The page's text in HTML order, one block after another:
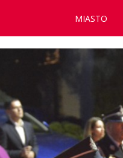
MIASTO